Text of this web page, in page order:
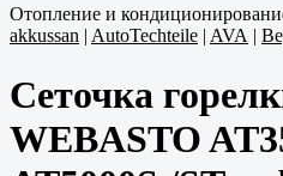
Отопление и
akkussan | AutoTechteile | AVA |
Сеточка
WEBASTO